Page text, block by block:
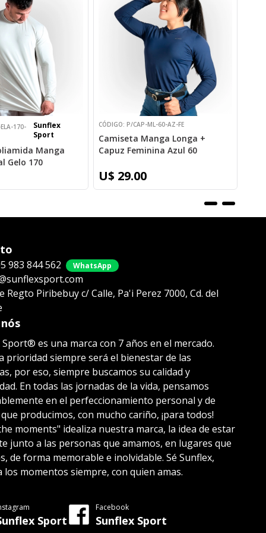
170-
Sunflex
Sport
Manga
Gelo 170
CÓDIGO: P/CAP-ML-60-AZ-FE
Camiseta Manga Longa +
Capuz Feminina Azul 60
U$ 29.00
983 844 562 WhatsApp
Regto Piribebuy c/ Calle, Pa'i Perez 7000, Cd. del
Sport® es una marca con 7 años en el mercado.
prioridad siempre será el bienestar de las
por eso, siempre buscamos su calidad y
En todas las jornadas de la vida, pensamos
en el perfeccionamiento personal y de
producimos, con mucho cariño, ¡para todos!
moments" idealiza nuestra marca, la idea de estar
junto a las personas que amamos, en lugares que
de forma memorable e inolvidable. Sé Sunflex,
momentos siempre, con quien amas.
Sport
Facebook
Sunflex Sport